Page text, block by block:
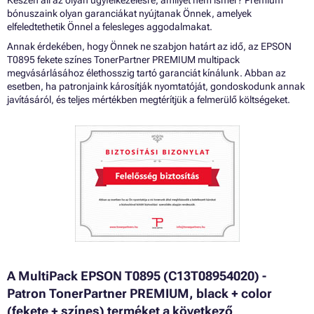
bónuszaink olyan garanciákat nyújtanak Önnek, amelyek
elfeledtethetik Önnel a felesleges aggodalmakat.
Annak érdekében, hogy Önnek ne szabjon határt az idő, az EPSON
T0895 fekete színes TonerPartner PREMIUM multipack
megvásárlásához élethosszig tartó garanciát kínálunk. Abban az
esetben, ha patronjaink károsítják nyomtatóját, gondoskodunk annak
javításáról, és teljes mértékben megtérítjük a felmerülő költségeket.
A MultiPack EPSON T0895 (C13T08954020) -
Patron TonerPartner PREMIUM, black + color
(fekete + színes) terméket a következő